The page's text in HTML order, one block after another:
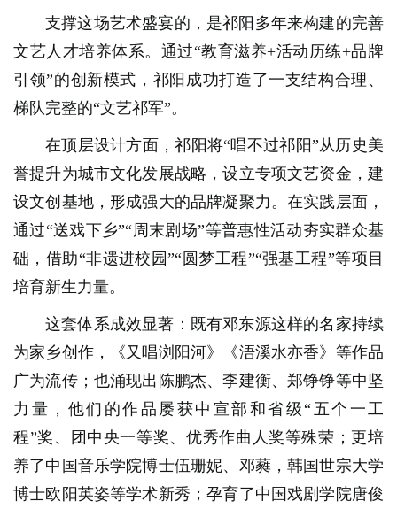
支撑这场艺术盛宴的，是祁阳多年来构建的完善
文艺人才培养体系。通过“教育滋养+活动历练+品牌
引领”的创新模式，祁阳成功打造了一支结构合理、
梯队完整的“文艺祁军”。
在顶层设计方面，祁阳将“唱不过祁阳”从历史美
誉提升为城市文化发展战略，设立专项文艺资金，建
设文创基地，形成强大的品牌凝聚力。在实践层面，
通过“送戏下乡”“周末剧场”等普惠性活动夯实群众基
础，借助“非遗进校园”“圆梦工程”“强基工程”等项目
培育新生力量。
这套体系成效显著：既有邓东源这样的名家持续
为家乡创作，《又唱浏阳河》《浯溪水亦香》等作品
广为流传；也涌现出陈鹏杰、李建衡、郑铮铮等中坚
力量，他们的作品屡获中宣部和省级“五个一工
程”奖、团中央一等奖、优秀作曲人奖等殊荣；更培
养了中国音乐学院博士伍珊妮、邓蕤，韩国世宗大学
博士欧阳英姿等学术新秀；孕育了中国戏剧学院唐俊